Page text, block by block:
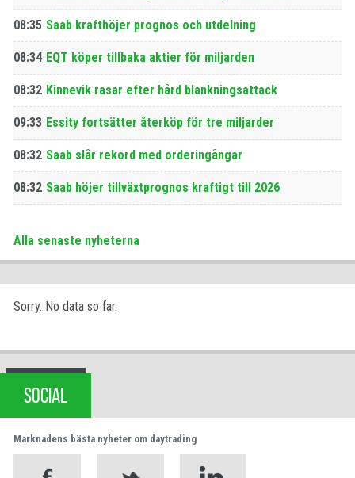
08:35 Saab krafthöjer prognos och utdelning
08:34 EQT köper tillbaka aktier för miljarden
08:32 Kinnevik rasar efter hård blankningsattack
09:33 Essity fortsätter återköp för tre miljarder
08:32 Saab slår rekord med orderingångar
08:32 Saab höjer tillväxtprognos kraftigt till 2026
Alla senaste nyheterna
Sorry. No data so far.
SOCIAL
Marknadens bästa nyheter om daytrading